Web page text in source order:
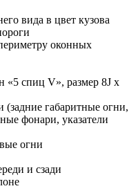
вида в цвет кузова
оконных
«5 спиц V», размер 8J x
габаритные огни,
фонари, указатели
огни
и сзади